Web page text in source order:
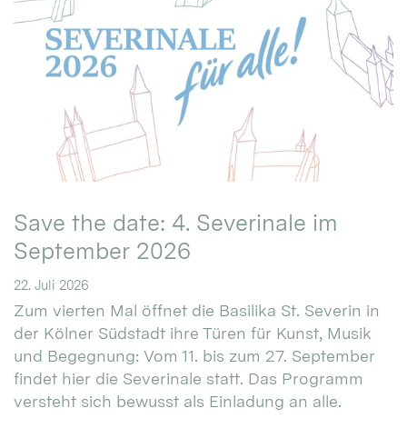
Save the date: 4. Severinale im
September 2026
22. Juli 2026
Zum vierten Mal öffnet die Basilika St. Severin in
der Kölner Südstadt ihre Türen für Kunst, Musik
und Begegnung: Vom 11. bis zum 27. September
findet hier die Severinale statt. Das Programm
versteht sich bewusst als Einladung an alle.